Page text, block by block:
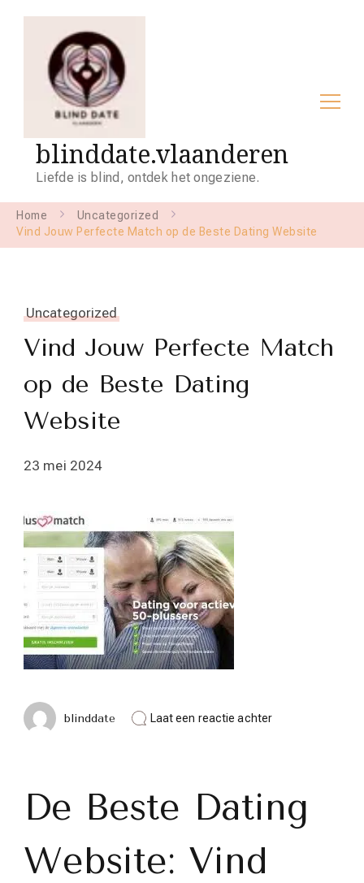
blinddate.vlaanderen
Liefde is blind, ontdek het ongeziene.
Home
Uncategorized
Vind Jouw Perfecte Match op de Beste Dating Website
Uncategorized
Vind Jouw Perfecte Match
op de Beste Dating
Website
23 mei 2024
blinddate Laat een reactie achterop
de
Beste
De Beste Dating
Website: Vind